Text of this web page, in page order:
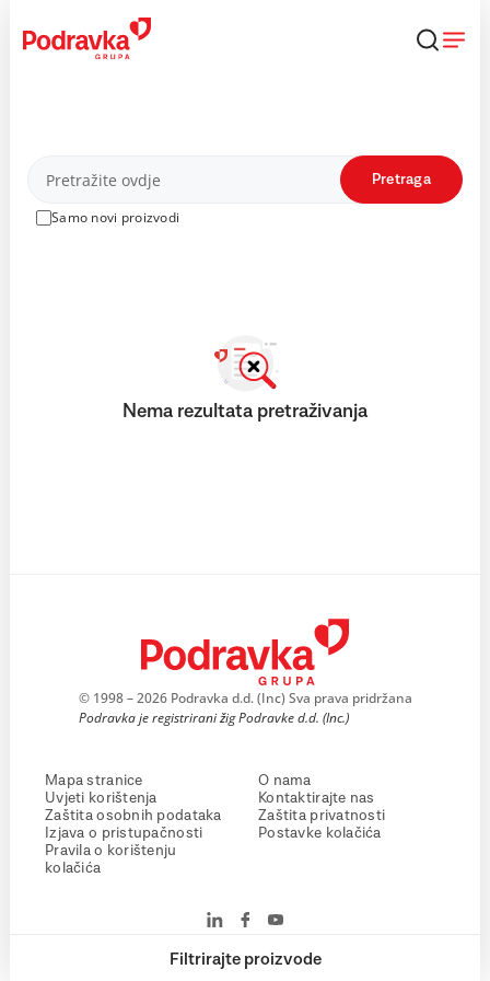
content
Proizvodi
Samo novi proizvodi
Pretraga
Filtrirajte proizvode
Nema rezultata pretraživanja
© 1998 – 2026 Podravka d.d. (Inc) Sva prava pridržana
Podravka je registrirani žig Podravke d.d. (Inc.)
Mapa stranice
Uvjeti korištenja
Zaštita osobnih podataka
Izjava o pristupačnosti
Pravila o korištenju
kolačića
O nama
Kontaktirajte nas
Zaštita privatnosti
Postavke kolačića